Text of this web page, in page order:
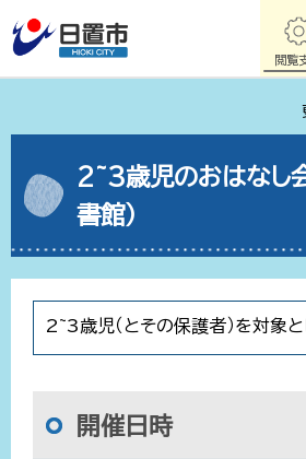
閲覧
2~3歳児のおはなし
書館）
2~3歳児（とその保護者）を対象
開催日時